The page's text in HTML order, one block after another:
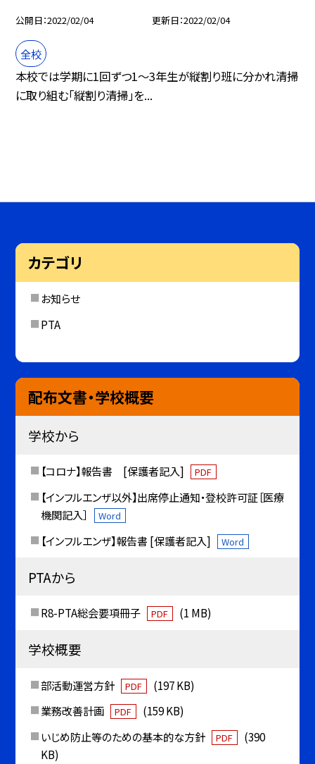
公開日 2022/02/04 更新日 2022/02/04
全校
本校では学期に1回ずつ1〜3年生が縦割り班に分かれ清掃
に取り組む「縦割り清掃」を...
カテゴリ
お知らせ
PTA
配布文書・学校概要
学校から
【コロナ】報告書 [保護者記入] PDF
【インフルエンザ以外】出席停止通知・登校許可証［医療
機関記入］
Word
【インフルエンザ】報告書 [保護者記入] Word
PTAから
R8-PTA総会要項冊子 PDF (1 MB)
学校概要
部活動運営方針 PDF
(197 KB)
業務改善計画
PDF
(159 KB)
いじめ防止等のための基本的な方針
PDF
(390
KB)